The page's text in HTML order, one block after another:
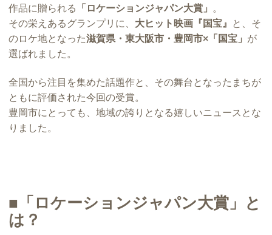
作品に贈られる
「ロケーションジャパン大賞」
。
その栄えあるグランプリに、 大ヒット映画『国宝』
と、そ
のロケ地となった滋賀県・東大阪市・豊岡市×「国宝」 が
選ばれました。
全国から注目を集めた話題作と、その舞台となったまちが
ともに評価された今回の受賞。
豊岡市にとっても、地域の誇りとなる嬉しいニュースとな
りました。
■「ロケーションジャパン大賞」と
は？